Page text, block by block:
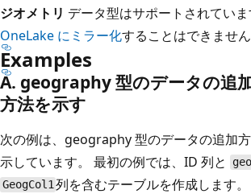
ジオメトリ データ型はサポートされていま
OneLake にミラー化することはできません
Examples
A. geography 型のデータの追
方法を示す
次の例は、geography 型のデータの追加
示しています。 最初の例では、ID 列と
GeogCol1列を含むテーブルを作成します。